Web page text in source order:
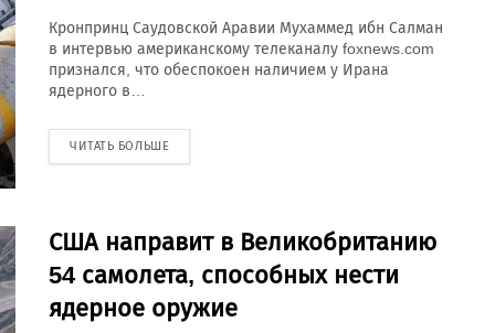
Кронпринц Саудовской Аравии Мухаммед ибн Салман
в интервью американскому телеканалу foxnews.com
признался, что обеспокоен наличием у Ирана
ядерного в…
ЧИТАТЬ БОЛЬШЕ
США направит в Великобританию
54 самолета, способных нести
ядерное оружие